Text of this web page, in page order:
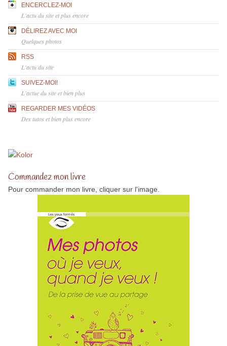
ENCERCLEZ-MOI
L'actu du site et plus encore
DÉLIREZ AVEC MOI
Quelques photos
RSS
L'actu du site
SUIVEZ-MOI!
L'actue du site et bien plus
REGARDER MES VIDÉOS
Des tutos et bien plus encore
Commandez mon livre
Pour commander mon livre, cliquer sur l'image.